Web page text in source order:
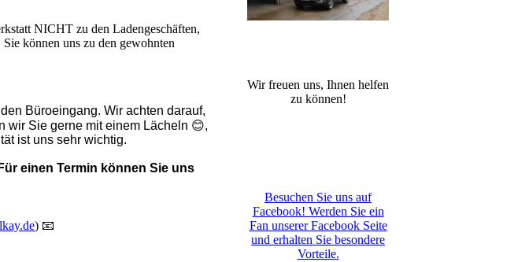
NICHT zu den Ladengeschäften,
können uns zu den gewohnten
Büroeingang. Wir achten darauf,
wir Sie gerne mit einem Lächeln 😊,
ist uns sehr wichtig.
einen Termin können Sie uns
) 📧
Wir freuen uns, Ihnen helfen
zu können!
Besuchen Sie uns auf
Facebook! Werden Sie ein
Fan unserer Facebook Seite
und erhalten Sie besondere
Vorteile.